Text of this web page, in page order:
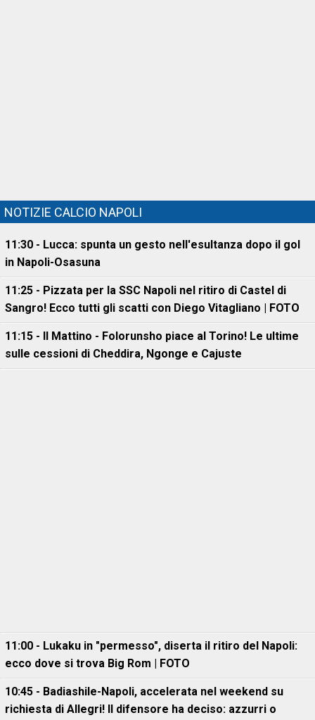
NOTIZIE CALCIO NAPOLI
11:30 - Lucca: spunta un gesto nell'esultanza dopo il gol
in Napoli-Osasuna
11:25 - Pizzata per la SSC Napoli nel ritiro di Castel di
Sangro! Ecco tutti gli scatti con Diego Vitagliano | FOTO
11:15 - Il Mattino - Folorunsho piace al Torino! Le ultime
sulle cessioni di Cheddira, Ngonge e Cajuste
11:00 - Lukaku in "permesso", diserta il ritiro del Napoli:
ecco dove si trova Big Rom | FOTO
10:45 - Badiashile-Napoli, accelerata nel weekend su
richiesta di Allegri! Il difensore ha deciso: azzurri o